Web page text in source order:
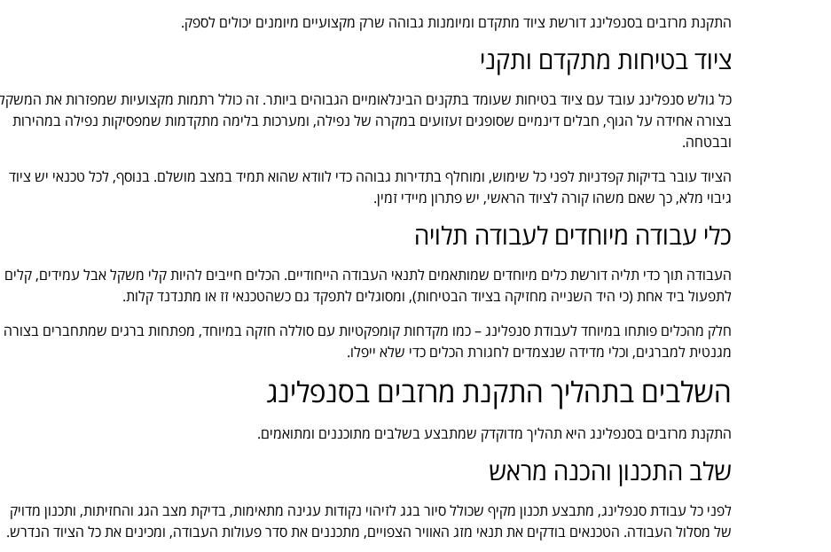
התקנת מרזבים בסנפלינג דורשת ציוד מתקדם ומיומנות גבוהה שרק מקצועיים מיומנים יכולים לספק.
ציוד בטיחות מתקדם ותקני
כל גולש סנפלינג עובד עם ציוד בטיחות שעומד בתקנים הבינלאומיים הגבוהים ביותר. זה כולל רתמות מקצועיות שמפזרות את
בצורה אחידה על הגוף, חבלים דינמיים שסופגים זעזועים במקרה של נפילה, ומערכות בלימה מתקדמות שמפסיקות נפילה במהירות
ובבטחה.
הציוד עובר בדיקות קפדניות לפני כל שימוש, ומוחלף בתדירות גבוהה כדי לוודא שהוא תמיד במצב מושלם. בנוסף, לכל טכנאי יש ציוד
גיבוי מלא, כך שאם משהו קורה לציוד הראשי, יש פתרון מיידי זמין.
כלי עבודה מיוחדים לעבודה תלויה
העבודה תוך כדי תליה דורשת כלים מיוחדים שמותאמים לתנאי העבודה הייחודיים. הכלים חייבים להיות קלי משקל אבל עמידים, קלים
לתפעול ביד אחת (כי היד השנייה מחזיקה בציוד הבטיחות), ומסוגלים לתפקד גם כשהטכנאי זז או מתנדנד קלות.
חלק מהכלים פותחו במיוחד לעבודת סנפלינג – כמו מקדחות קומפקטיות עם סוללה חזקה במיוחד, מפתחות ברגים שמתחברים בצורה
מגנטית למברגים, וכלי מדידה שנצמדים לחגורת הכלים כדי שלא ייפלו.
השלבים בתהליך התקנת מרזבים בסנפלינג
התקנת מרזבים בסנפלינג היא תהליך מדוקדק שמתבצע בשלבים מתוכננים ומתואמים.
שלב התכנון והכנה מראש
לפני כל עבודת סנפלינג, מתבצע תכנון מקיף שכולל סיור בגג לזיהוי נקודות עגינה מתאימות, בדיקת מצב הגג והחזיתות, ותכנון מדויק
של מסלול העבודה. הטכנאים בודקים את תנאי מזג האוויר הצפויים, מתכננים את סדר פעולות העבודה, ומכינים את כל הציוד הנדרש.